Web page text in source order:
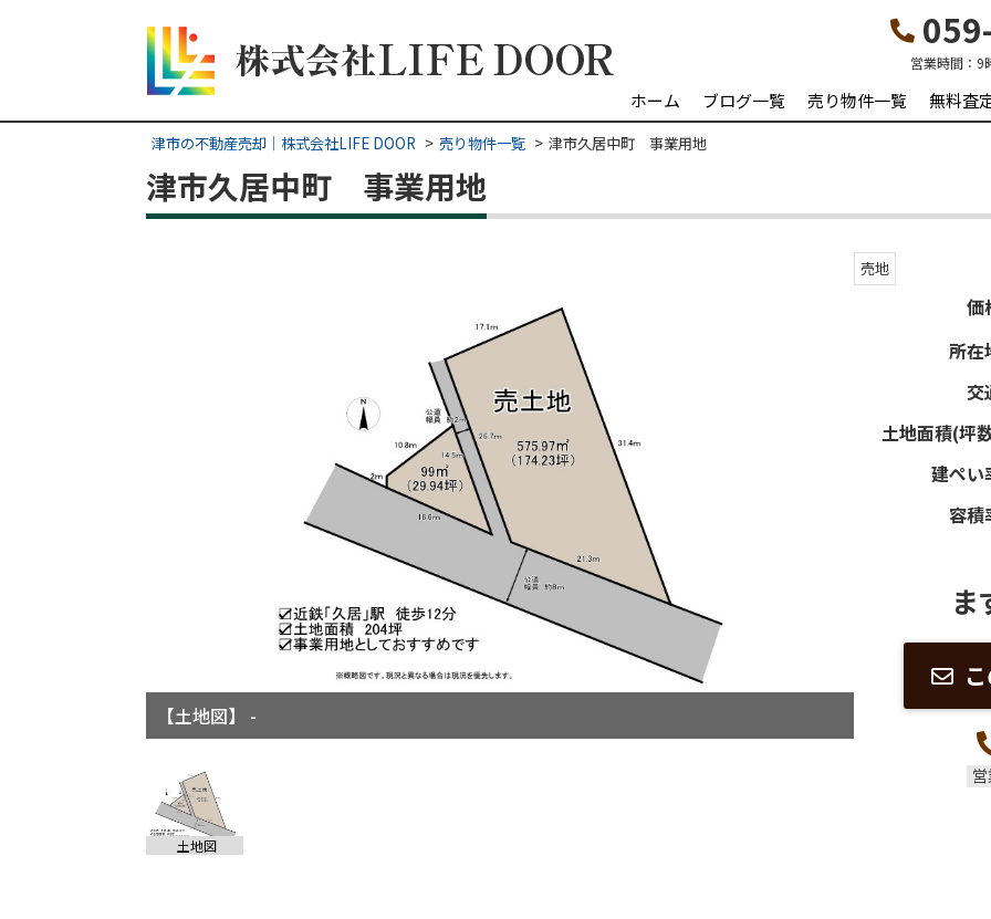
営業時間： 9
ホーム ブログ一覧 売り物件一覧 無料査
津市の不動産売却｜株式会社LIFE DOOR 売り物件一覧 津市久居中町 事業用地
津市久居中町 事業用地
【土地図】 -
土地図
売地
価
所在
交
土地面積(坪
建ぺい
容積
ま